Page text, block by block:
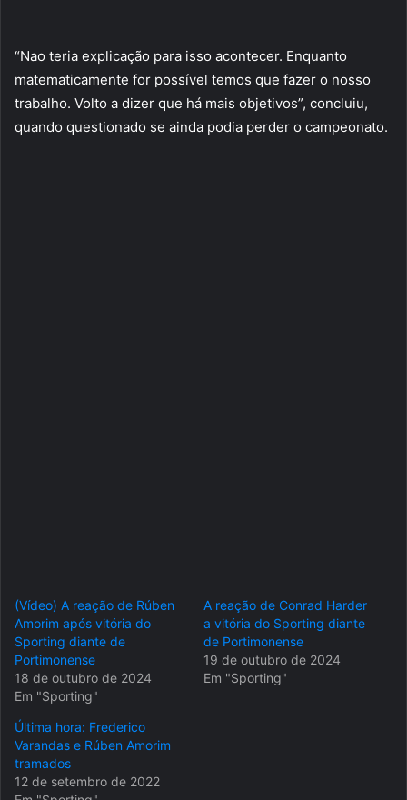
“Nao teria explicação para isso acontecer. Enquanto
matematicamente for possível temos que fazer o nosso
trabalho. Volto a dizer que há mais objetivos”, concluiu,
quando questionado se ainda podia perder o campeonato.
(Vídeo) A reação de Rúben
Amorim após vitória do
Sporting diante de
Portimonense
18 de outubro de 2024
Em "Sporting"
A reação de Conrad Harder
a vitória do Sporting diante
de Portimonense
19 de outubro de 2024
Em "Sporting"
Última hora: Frederico
Varandas e Rúben Amorim
tramados
12 de setembro de 2022